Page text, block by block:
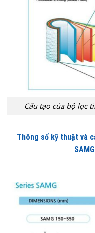
Cấu tạo của bộ lọc
Thông số kỹ thuật và